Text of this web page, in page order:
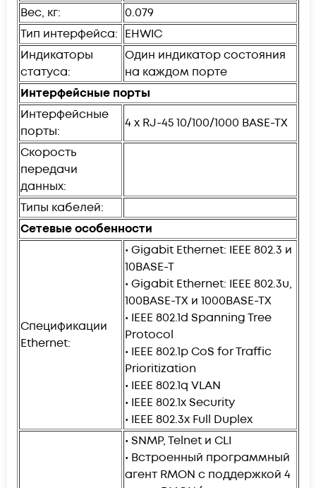
Вес, кг:
0.079
Тип интерфейса: EHWIC
Индикаторы
статуса:
Один индикатор состояния
на каждом порте
Интерфейсные порты
Интерфейсные
порты:
4 x RJ-45 10/100/1000 BASE-TX
Скорость
передачи
данных:
Типы кабелей:
Сетевые особенности
Спецификации
Ethernet:
• Gigabit Ethernet: IEEE 802.3 и
10BASE-T
• Gigabit Ethernet: IEEE 802.3u,
100BASE-TX и 1000BASE-TX
• IEEE 802.1d Spanning Tree
Protocol
• IEEE 802.1p CoS for Traffic
Prioritization
• IEEE 802.1q VLAN
• IEEE 802.1x Security
• IEEE 802.3x Full Duplex
• SNMP, Telnet и CLI
• Встроенный программный
агент RMON с поддержкой 4